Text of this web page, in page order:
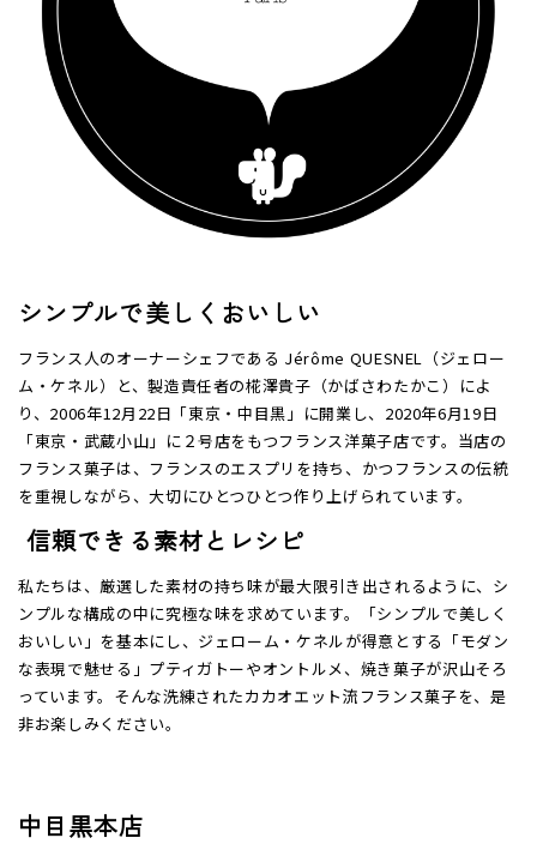
シンプルで美しくおいしい
フランス人のオーナーシェフである Jérôme QUESNEL（ジェロー
ム・ケネル）と、製造責任者の椛澤貴子（かばさわたかこ）によ
り、2006年12月22日「東京・中目黒」に開業し、2020年6月19日
「東京・武蔵小山」に２号店をもつフランス洋菓子店です。当店の
フランス菓子は、フランスのエスプリを持ち、かつフランスの伝統
を重視しながら、大切にひとつひとつ作り上げられています。
信頼できる素材とレシピ
私たちは、厳選した素材の持ち味が最大限引き出されるように、シ
ンプルな構成の中に究極な味を求めています。「シンプルで美しく
おいしい」を基本にし、ジェローム・ケネルが得意とする「モダン
な表現で魅せる」プティガトーやオントルメ、焼き菓子が沢山そろ
っています。そんな洗練されたカカオエット流フランス菓子を、是
非お楽しみください。
中目黒本店